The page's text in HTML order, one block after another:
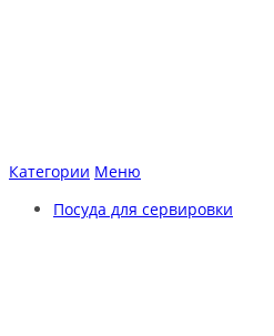
Категории Меню
Посуда для сервировки